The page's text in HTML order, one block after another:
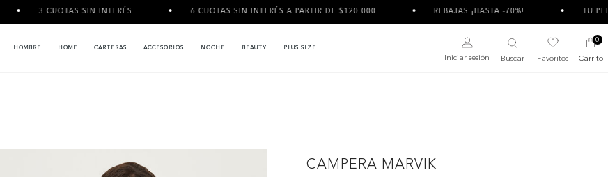
3 CUOTAS SIN INTERÉS 6 CUOTAS SIN INTERÉS A PARTIR DE $120.000 REBAJAS ¡HASTA -70%! TU PEDIDO
HOMBRE HOME CARTERAS ACCESORIOS NOCHE BEAUTY PLUS SIZE
Iniciar sesión Buscar Favoritos
0
Carrito
CAMPERA MARVIK